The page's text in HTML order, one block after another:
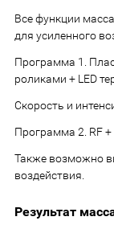
Все функции
для усиленного
Программа 1.
роликами + LED
Скорость и
Программа 2. RF +
Также возможно
воздействия.
Результат